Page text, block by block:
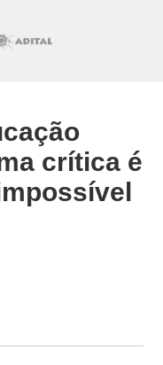
crítica é